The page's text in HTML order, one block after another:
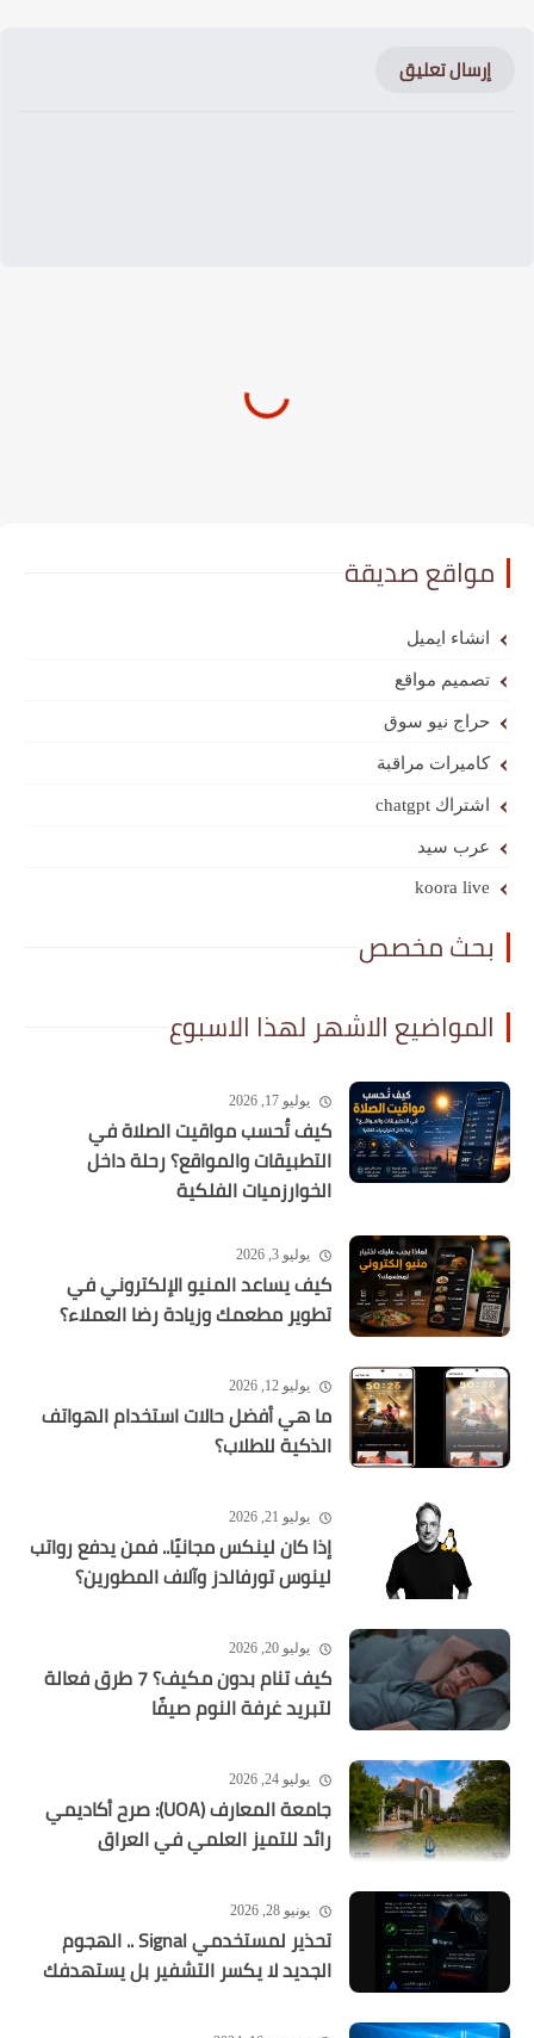
إرسال تعليق
مواقع صديقة
انشاء ايميل
تصميم مواقع
حراج نيو سوق
كاميرات مراقبة
اشتراك chatgpt
عرب سيد
koora live
بحث مخصص
المواضيع الاشهر لهذا الاسبوع
يوليو 17, 2026
كيف تُحسب مواقيت الصلاة في
التطبيقات والمواقع؟ رحلة داخل
الخوارزميات الفلكية
يوليو 3, 2026
كيف يساعد المنيو الإلكتروني في
تطوير مطعمك وزيادة رضا العملاء؟
يوليو 12, 2026
ما هي أفضل حالات استخدام الهواتف
الذكية للطلاب؟
يوليو 21, 2026
إذا كان لينكس مجانيًا.. فمن يدفع رواتب
لينوس تورفالدز وآلاف المطورين؟
يوليو 20, 2026
كيف تنام بدون مكيف؟ 7 طرق فعالة
لتبريد غرفة النوم صيفًا
يوليو 24, 2026
جامعة المعارف (UOA): صرح أكاديمي
رائد للتميز العلمي في العراق
يونيو 28, 2026
تحذير لمستخدمي Signal .. الهجوم
الجديد لا يكسر التشفير بل يستهدفك